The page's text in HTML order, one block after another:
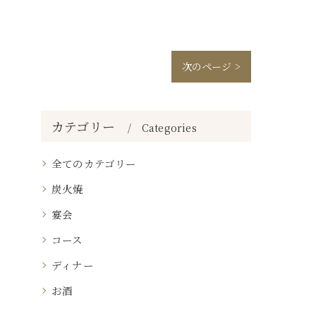
次のページ >
カテゴリー Categories
全てのカテゴリー
炭火焼
宴会
コース
ディナー
お酒